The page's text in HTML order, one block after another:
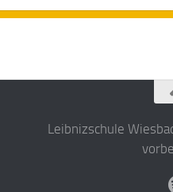
Leibnizschule